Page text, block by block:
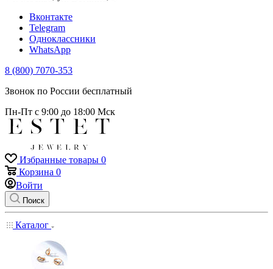
Вконтакте
Telegram
Одноклассники
WhatsApp
8 (800) 7070-353
Звонок по России бесплатный
Пн-Пт с 9:00 до 18:00 Мск
Избранные товары 0
Корзина 0
Войти
Поиск
Каталог